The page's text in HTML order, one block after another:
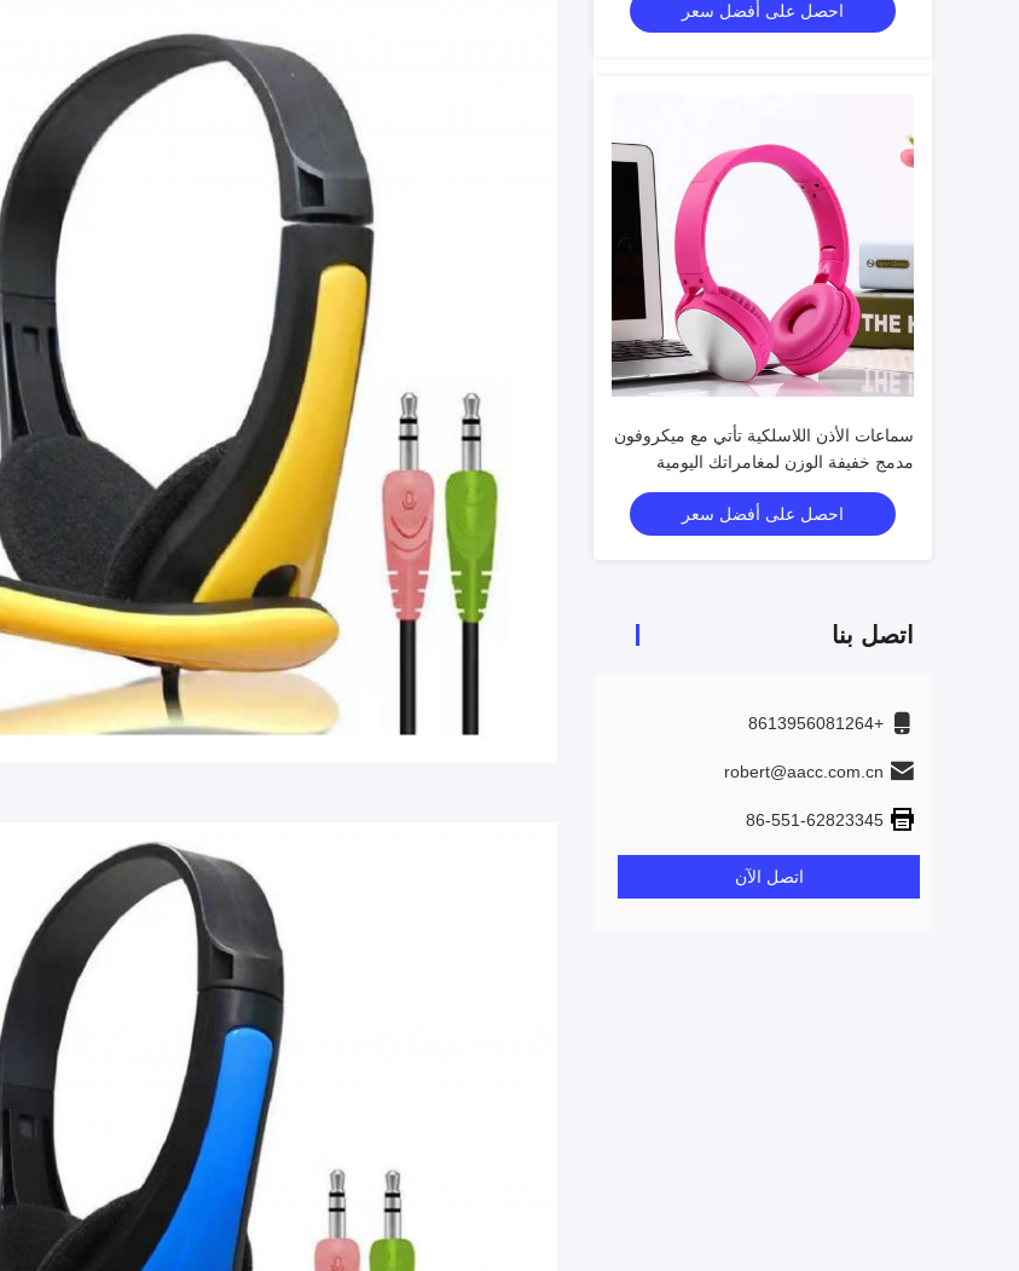
احصل على أفضل سعر
سماعات الأذن اللاسلكية تأتي مع ميكروفون
مدمج خفيفة الوزن لمغامراتك اليومية
احصل على أفضل سعر
اتصل بنا
+8613956081264
robert@aacc.com.cn
86-551-62823345
اتصل الآن